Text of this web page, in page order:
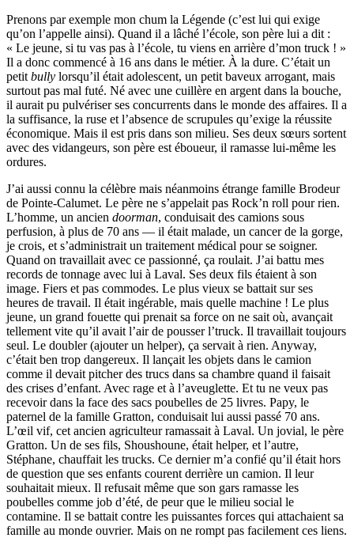
Prenons par exemple mon chum la Légende (c’est lui qui exige
qu’on l’appelle ainsi). Quand il a lâché l’école, son père lui a dit :
« Le jeune, si tu vas pas à l’école, tu viens en arrière d’mon truck ! »
Il a donc commencé à 16 ans dans le métier. À la dure. C’était un
petit bully lorsqu’il était adolescent, un petit baveux arrogant, mais
surtout pas mal futé. Né avec une cuillère en argent dans la bouche,
il aurait pu pulvériser ses concurrents dans le monde des affaires. Il a
la suffisance, la ruse et l’absence de scrupules qu’exige la réussite
économique. Mais il est pris dans son milieu. Ses deux sœurs sortent
avec des vidangeurs, son père est éboueur, il ramasse lui-même les
ordures.
J’ai aussi connu la célèbre mais néanmoins étrange famille Brodeur
de Pointe-Calumet. Le père ne s’appelait pas Rock’n roll pour rien.
L’homme, un ancien doorman, conduisait des camions sous
perfusion, à plus de 70 ans — il était malade, un cancer de la gorge,
je crois, et s’administrait un traitement médical pour se soigner.
Quand on travaillait avec ce passionné, ça roulait. J’ai battu mes
records de tonnage avec lui à Laval. Ses deux fils étaient à son
image. Fiers et pas commodes. Le plus vieux se battait sur ses
heures de travail. Il était ingérable, mais quelle machine ! Le plus
jeune, un grand fouette qui prenait sa force on ne sait où, avançait
tellement vite qu’il avait l’air de pousser l’truck. Il travaillait toujours
seul. Le doubler (ajouter un helper), ça servait à rien. Anyway,
c’était ben trop dangereux. Il lançait les objets dans le camion
comme il devait pitcher des trucs dans sa chambre quand il faisait
des crises d’enfant. Avec rage et à l’aveuglette. Et tu ne veux pas
recevoir dans la face des sacs poubelles de 25 livres. Papy, le
paternel de la famille Gratton, conduisait lui aussi passé 70 ans.
L’œil vif, cet ancien agriculteur ramassait à Laval. Un jovial, le père
Gratton. Un de ses fils, Shoushoune, était helper, et l’autre,
Stéphane, chauffait les trucks. Ce dernier m’a confié qu’il était hors
de question que ses enfants courent derrière un camion. Il leur
souhaitait mieux. Il refusait même que son gars ramasse les
poubelles comme job d’été, de peur que le milieu social le
contamine. Il se battait contre les puissantes forces qui attachaient sa
famille au monde ouvrier. Mais on ne rompt pas facilement ces liens.